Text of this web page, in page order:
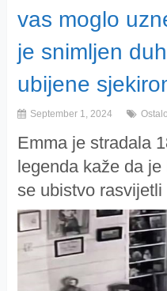
vas moglo
je snimljen
ubijene
September 1, 2024 Ostalo
Emma je stradala
legenda kaže da
se ubistvo rasvijetli